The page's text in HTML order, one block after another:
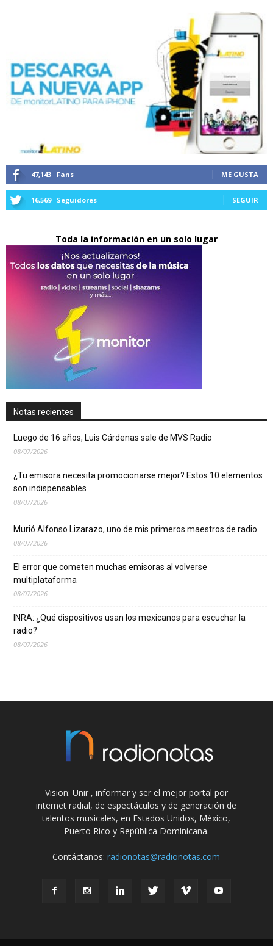
47,143 Fans ME GUSTA
16,569 Seguidores SEGUIR
Toda la información en un solo lugar
Notas recientes
Luego de 16 años, Luis Cárdenas sale de MVS Radio
08/07/2026
¿Tu emisora necesita promocionarse mejor? Estos 10 elementos
son indispensables
08/07/2026
Murió Alfonso Lizarazo, uno de mis primeros maestros de radio
08/07/2026
El error que cometen muchas emisoras al volverse
multiplataforma
08/07/2026
INRA: ¿Qué dispositivos usan los mexicanos para escuchar la
radio?
08/07/2026
Vision: Unir , informar y ser el mejor portal por
internet radial, de espectáculos y de generación de
talentos musicales, en Estados Unidos, México,
Puerto Rico y República Dominicana.
Contáctanos:radionotas@radionotas.com